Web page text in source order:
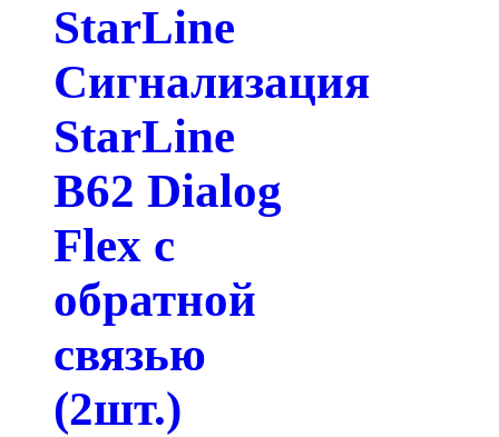
StarLine
Сигнализация
StarLine
B62 Dialog
Flex с
обратной
связью
(2шт.)